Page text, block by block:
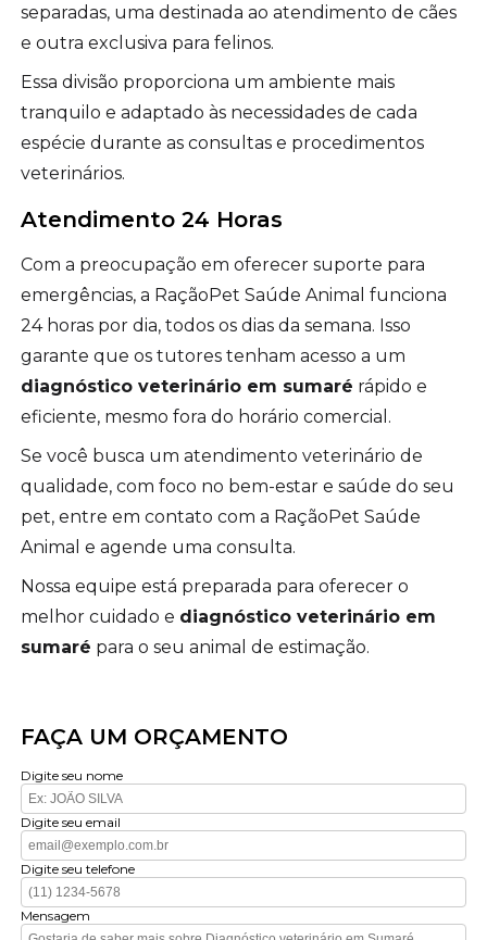
separadas, uma destinada ao atendimento de cães
e outra exclusiva para felinos.
Essa divisão proporciona um ambiente mais
tranquilo e adaptado às necessidades de cada
espécie durante as consultas e procedimentos
veterinários.
Atendimento 24 Horas
Com a preocupação em oferecer suporte para
emergências, a RaçãoPet Saúde Animal funciona
24 horas por dia, todos os dias da semana. Isso
garante que os tutores tenham acesso a um
diagnóstico veterinário em sumaré rápido e
eficiente, mesmo fora do horário comercial.
Se você busca um atendimento veterinário de
qualidade, com foco no bem-estar e saúde do seu
pet, entre em contato com a RaçãoPet Saúde
Animal e agende uma consulta.
Nossa equipe está preparada para oferecer o
melhor cuidado e diagnóstico veterinário em
sumaré para o seu animal de estimação.
FAÇA UM ORÇAMENTO
Digite seu nome
Digite seu email
Digite seu telefone
Mensagem